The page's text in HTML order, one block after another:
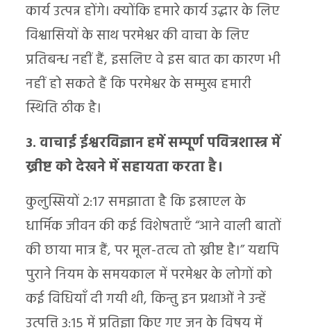
कार्य उत्पन्न होंगे। क्योंकि हमारे कार्य उद्धार के लिए
विश्वासियों के साथ परमेश्वर की वाचा के लिए
प्रतिबन्ध नहीं हैं, इसलिए वे इस बात का कारण भी
नहीं हो सकते हैं कि परमेश्वर के सम्मुख हमारी
स्थिति ठीक है।
3. वाचाई ईश्वरविज्ञान हमें सम्पूर्ण पवित्रशास्त्र में
ख्रीष्ट को देखने में सहायता करता है।
कुलुस्सियों 2:17 समझाता है कि इस्राएल के
धार्मिक जीवन की कई विशेषताएँ “आने वाली बातों
की छाया मात्र हैं, पर मूल-तत्व तो ख्रीष्ट है।” यद्यपि
पुराने नियम के समयकाल में परमेश्वर के लोगों को
कई विधियाँ दी गयी थी, किन्तु इन प्रथाओं ने उन्हें
उत्पत्ति 3:15 में प्रतिज्ञा किए गए जन के विषय में